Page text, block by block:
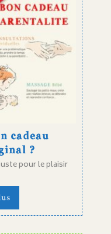
cadeau
?
pour le plaisir